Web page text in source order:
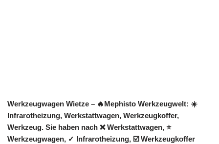
Werkzeugwagen Wietze – 🔥Mephisto Werkzeugwelt: ☀️
Infrarotheizung, Werkstattwagen, Werkzeugkoffer,
Werkzeug. Sie haben nach ❌ Werkstattwagen, ⭐
Werkzeugwagen, ✓ Infrarotheizung, ☑️ Werkzeugkoffer